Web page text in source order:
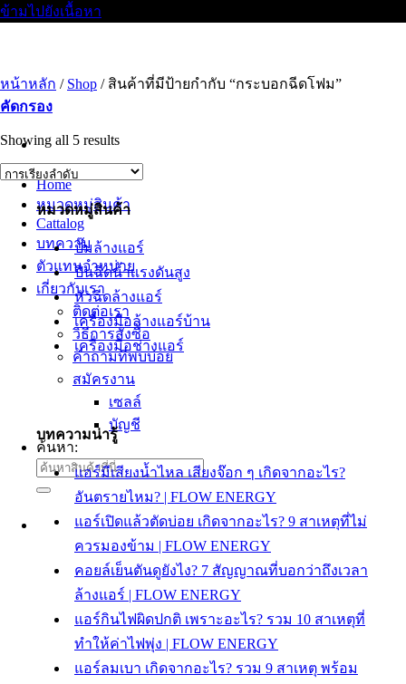
ข้ามไปยังเนื้อหา
Home
หมวดหมู่สินค้า
Cattalog
บทความ
ตัวแทนจำหน่าย
เกี่ยวกับเรา
ติดต่อเรา
วิธีการสั่งซื้อ
คำถามที่พบบ่อย
สมัครงาน
เซลล์
บัญชี
ค้นหา:
หน้าหลัก / Shop /สินค้าที่มีป้ายกำกับ “กระบอกฉีดโฟม”
คัดกรอง
Showing all 5 results
หมวดหมู่สินค้า
ปั๊มล้างแอร์
ปืนฉีดน้ำเเรงดันสูง
หัวฉีดล้างแอร์
เครื่องมือล้างแอร์บ้าน
เครื่องมือช่างแอร์
บทความน่ารู้
แอร์มีเสียงน้ำไหล เสียงจ๊อก ๆ เกิดจากอะไร?
อันตรายไหม? | FLOW ENERGY
แอร์เปิดแล้วตัดบ่อย เกิดจากอะไร? 9 สาเหตุที่ไม่
ควรมองข้าม | FLOW ENERGY
คอยล์เย็นตันดูยังไง? 7 สัญญาณที่บอกว่าถึงเวลา
ล้างแอร์ | FLOW ENERGY
แอร์กินไฟผิดปกติ เพราะอะไร? รวม 10 สาเหตุที่
ทำให้ค่าไฟพุ่ง | FLOW ENERGY
แอร์ลมเบา เกิดจากอะไร? รวม 9 สาเหตุ พร้อม